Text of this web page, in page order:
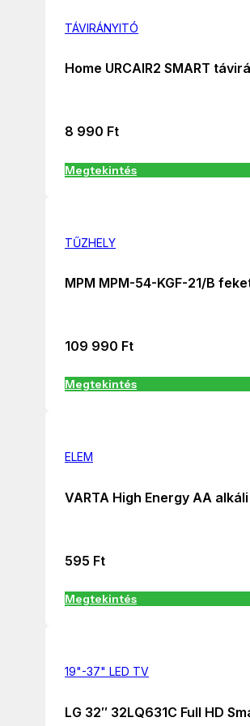
TÁVIRÁNYITÓ
Home URCAIR2 SMART
8 990 Ft
Megtekintés
TŰZHELY
MPM MPM-54-KGF-21/B
109 990 Ft
Megtekintés
ELEM
VARTA High Energy AA
595 Ft
Megtekintés
19"-37" LED TV
LG 32″ 32LQ631C Full HD